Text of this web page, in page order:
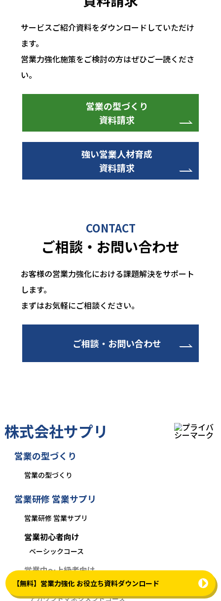
【無料】営業力強化 お役立ち資料ダウンロード
サービスご紹介資料をダウンロードしていただけ
ます。
営業力強化施策をご検討の方はぜひご一読くださ
い。
営業の型づくり
資料請求
強い営業人材育成
資料請求
CONTACT
ご相談・お問い合わせ
お客様の営業力強化における課題解決をサポート
します。
まずはお気軽にご相談ください。
ご相談・お問い合わせ
株式会社サプリ
営業の型づくり
営業の型づくり
営業研修 営業サプリ
営業研修 営業サプリ
営業初心者向け
ベーシックコース
営業中〜上級者向け
ソリューション営業コース
アカウントマネジメントコース